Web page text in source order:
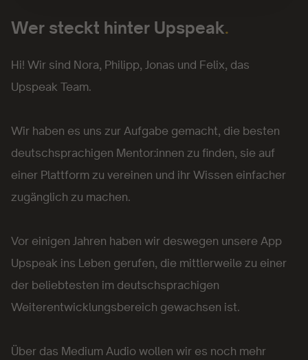
Wer steckt hinter Upspeak.
Hi! Wir sind Nora, Philipp, Jonas und Felix, das
Upspeak Team.
Wir haben es uns zur Aufgabe gemacht, die besten
deutschsprachigen Mentor:innen zu finden, sie auf
einer Plattform zu vereinen und ihr Wissen einfacher
zugänglich zu machen.
Vor einigen Jahren haben wir deswegen unsere App
Upspeak ins Leben gerufen, die mittlerweile zu einer
der beliebtesten im deutschsprachigen
Weiterentwicklungsbereich gewachsen ist.
Über das Medium Audio wollen wir es noch mehr